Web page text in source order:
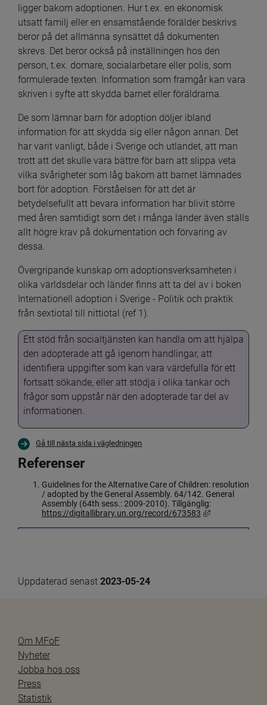
ligger bakom adoptionen. Hur t.ex. en ekonomisk
utsatt familj eller en ensamstående förälder beskrivs
beror på det allmänna synsättet då dokumenten
skrevs. Det beror också på inställningen hos den
person, t.ex. domare, socialarbetare eller polis, som
formulerade texten. Information som framgår kan vara
skriven i syfte att skydda barnet eller föräldrarna.
De som lämnar barn för adoption döljer ibland
information för att skydda sig eller någon annan. Det
har varit vanligt, både i Sverige och utlandet, att man
trott att det skulle vara bättre för barn att slippa veta
vilka svårigheter som låg bakom att barnet lämnades
bort för adoption. Förståelsen för att det är
betydelsefullt att bevara information har blivit större
med åren samtidigt som det i många länder även ställs
allt högre krav på dokumentation och förvaring av
dessa.
Övergripande kunskap om adoptionsverksamheten i
olika världsdelar och länder finns att ta del av i boken
Internationell adoption i Sverige - Politik och praktik
från sextiotal till nittiotal (ref 1).
Ett stöd från socialtjänsten kan handla om att hjälpa
den adopterade att gå igenom handlingar, att
identifiera uppgifter som kan vara värdefulla för ett
fortsatt sökande, eller att stödja i olika tankar och
frågor som uppstår när den adopterade tar del av
informationen.
Gå till nästa sida i vägledningen
Referenser
Guidelines for the Alternative Care of Children: resolution
/ adopted by the General Assembly. 64/142. General
https://digitallibrary.un.org/record/673583
Länk till annan
Uppdaterad senast 2023-05-24
Om MFoF
Nyheter
Jobba hos oss
Press
Statistik